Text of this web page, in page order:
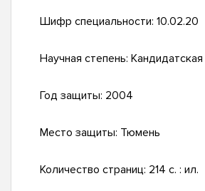
Шифр специальности: 10.02.20
Научная степень: Кандидатская
Год защиты: 2004
Место защиты: Тюмень
Количество страниц: 214 с. : ил.